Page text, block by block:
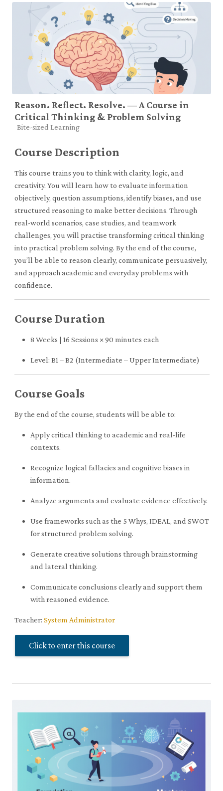
Reason. Reflect. Resolve. — A Course in
Critical Thinking & Problem Solving
Course category
Bite-sized Learning
Course Description
This course trains you to think with clarity, logic, and
creativity. You will learn how to evaluate information
objectively, question assumptions, identify biases, and use
structured reasoning to make better decisions. Through
real-world scenarios, case studies, and teamwork
challenges, you will practise transforming critical thinking
into practical problem solving. By the end of the course,
you’ll be able to reason clearly, communicate persuasively,
and approach academic and everyday problems with
confidence.
Course Duration
8 Weeks | 16 Sessions × 90 minutes each
Level: B1 – B2 (Intermediate – Upper Intermediate)
Course Goals
By the end of the course, students will be able to:
Apply critical thinking to academic and real-life
contexts.
Recognize logical fallacies and cognitive biases in
information.
Analyze arguments and evaluate evidence effectively.
Use frameworks such as the 5 Whys, IDEAL, and SWOT
for structured problem solving.
Generate creative solutions through brainstorming
and lateral thinking.
Communicate conclusions clearly and support them
with reasoned evidence.
Teacher: System Administrator
Click to enter this course